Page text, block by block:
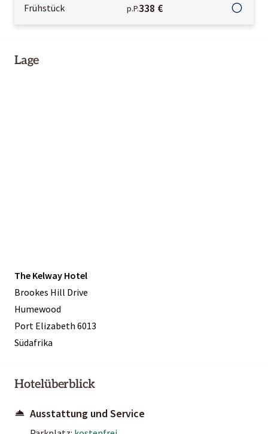
Frühstück p.P.338 €
Lage
The Kelway Hotel
Brookes Hill Drive
Humewood
Port Elizabeth 6013
Südafrika
Hotelüberblick
Ausstattung und Service